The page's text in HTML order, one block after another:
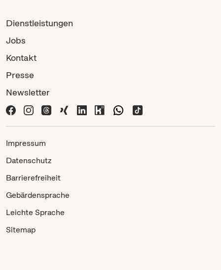
Dienstleistungen
Jobs
Kontakt
Presse
Newsletter
Impressum
Datenschutz
Barrierefreiheit
Gebärdensprache
Leichte Sprache
Sitemap